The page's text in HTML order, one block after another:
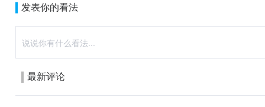
发表你的看法
最新评论